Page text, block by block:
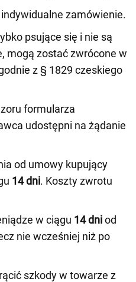
zamówienie.
psujące się i nie są
mogą zostać zwrócone w
z § 1829 czeskiego
formularza
udostępni na żądanie
od umowy kupujący
14 dni. Koszty zwrotu
w ciągu 14 dniod
nie wcześniej niż po
szkody w towarze z